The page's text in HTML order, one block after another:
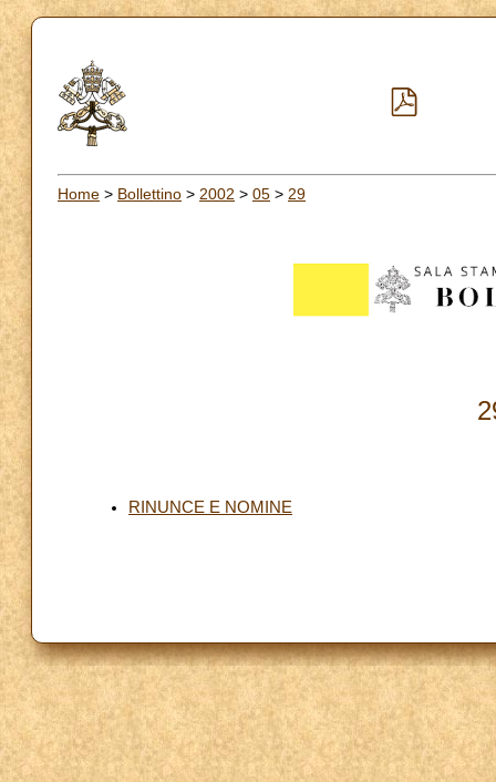
Home > Bollettino > 2002 > 05 > 29
RINUNCE E NOMINE